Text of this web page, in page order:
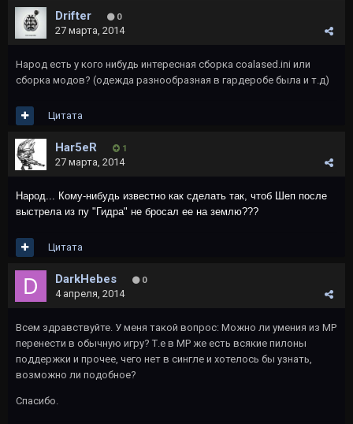
Drifter 0
27 марта, 2014
Народ есть у кого нибудь интересная сборка coalased.ini или
сборка модов? (одежда разнообразная в гардеробе была и т.д)
Цитата
Har5eR 1
27 марта, 2014
Народ... Кому-нибудь известно как сделать так, чтоб Шеп после
выстрела из пу "Гидра" не бросал ее на землю???
Цитата
DarkHebes 0
4 апреля, 2014
Всем здравствуйте. У меня такой вопрос: Можно ли умения из МР
перенести в обычную игру? Т.е в МР же есть всякие пилоны
поддержки и прочее, чего нет в сингле и хотелось бы узнать,
возможно ли подобное?
Спасибо.